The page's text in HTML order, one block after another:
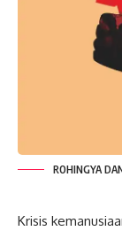
ROHINGYA
Krisis